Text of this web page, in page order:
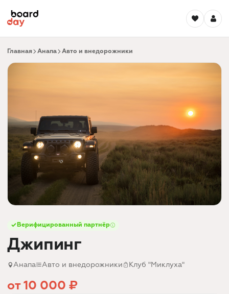
Главная Анапа Авто и внедорожники
Верифицированный партнёр
Джипинг
Анапа Авто и внедорожники Клуб "Миклуха"
от 10 000 ₽